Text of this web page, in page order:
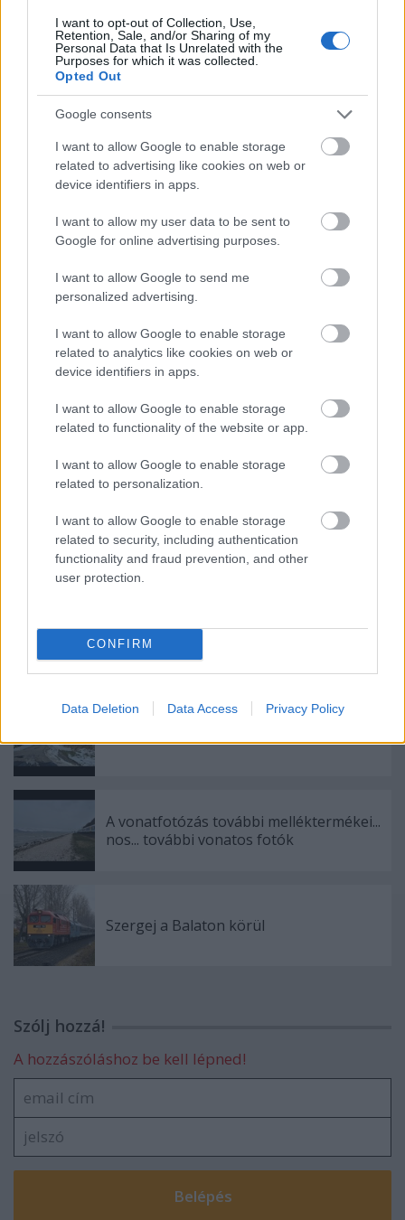
I want to opt-out of Collection, Use,
Retention, Sale, and/or Sharing of my
Personal Data that Is Unrelated with the
Purposes for which it was collected.
Opted Out
Google consents
I want to allow Google to enable storage
related to advertising like cookies on web or
device identifiers in apps.
I want to allow my user data to be sent to
Google for online advertising purposes.
I want to allow Google to send me
personalized advertising.
I want to allow Google to enable storage
related to analytics like cookies on web or
device identifiers in apps.
I want to allow Google to enable storage
related to functionality of the website or app.
I want to allow Google to enable storage
related to personalization.
I want to allow Google to enable storage
related to security, including authentication
functionality and fraud prevention, and other
user protection.
CONFIRM
Data Deletion Data Access Privacy Policy
A "motorka" egyébként nem
volt, hanem
Feltételezem, hogy a mögé csatolt mellékkocsi is az
övék, de azt a nagy lelkesedés közepette
elfelejtettem lefotózni. Ja, az út egy irányba 1 euró
volt, ami jelképesnek tűnt, pláne ahhoz képest, hogy
két nap kedvéért kellett "feléleszteni" a vonalat. Mit
tudnak a szlovákok, hogy ilyen áron tudnak
közlekedni? Nem kell pályahasználati díjat fizetniük?
Ingyen van a gázolaj?
Ajánlott bejegyzések:
Még egy gőzös Pozsonyból. Meg még
egy.
Alföldi retróhétvége: Csörgő, Bzmot,
MDmot
A vonatfotózás további melléktermékei...
nos... további vonatos fotók
Szergej a Balaton körül
Szólj hozzá!
A hozzászóláshoz be kell lépned!